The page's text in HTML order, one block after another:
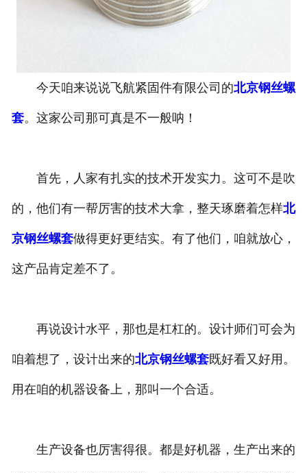
今天咱来说说飞航紧固件有限公司的北京钢丝螺
套。这家公司那可真是不一般呐！
首先，人家有扎实的技术开发实力。这可不是吹
的，他们有一帮厉害的技术大拿，整天琢磨着怎样北
京钢丝螺套做得更好更结实。有了他们，咱就放心，
这产品肯定差不了。
再说设计水平，那也是杠杠的。设计师们可会为
咱着想了，设计出来的北京钢丝螺套既好看又好用。
用在咱的机器设备上，那叫一个合适。
生产设备也厉害得很。都是好机器，生产出来的